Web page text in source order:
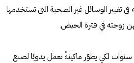
تغيير الوسائل غير الصحية التي تستخدمها
زوجته في فترة الحيض.
سنوات لكي يطوّر ماكينةً تعمل يدويًا لصنع